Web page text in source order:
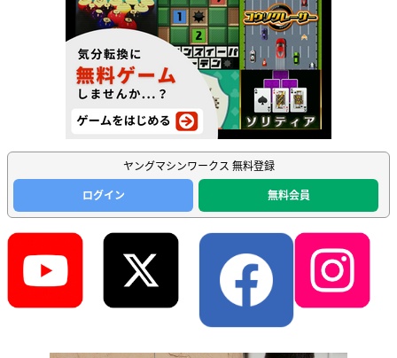
ヤングマシンワークス 無料登録
ログイン
無料会員